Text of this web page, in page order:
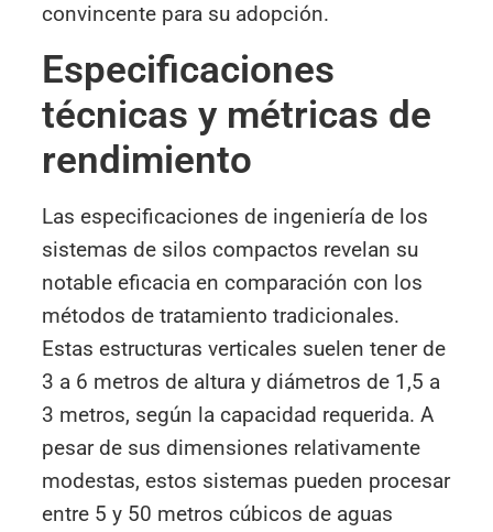
convincente para su adopción.
Especificaciones
técnicas y métricas de
rendimiento
Las especificaciones de ingeniería de los
sistemas de silos compactos revelan su
notable eficacia en comparación con los
métodos de tratamiento tradicionales.
Estas estructuras verticales suelen tener de
3 a 6 metros de altura y diámetros de 1,5 a
3 metros, según la capacidad requerida. A
pesar de sus dimensiones relativamente
modestas, estos sistemas pueden procesar
entre 5 y 50 metros cúbicos de aguas